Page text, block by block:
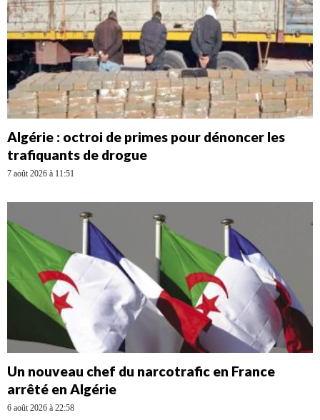
Algérie : octroi de primes pour dénoncer les
trafiquants de drogue
7 août 2026 à 11:51
Un nouveau chef du narcotrafic en France
arrêté en Algérie
6 août 2026 à 22:58